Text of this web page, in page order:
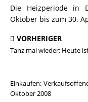
Die Heizperiode in
Oktober bis zum 30.
VORHERIGER
Tanz mal wieder: Heute
Einkaufen:
Oktober 2008